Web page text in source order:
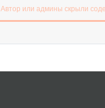
Автор или админы скрыли